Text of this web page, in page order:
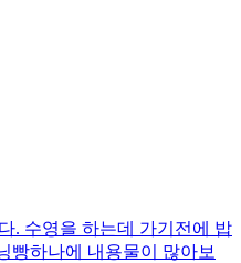
. 수영을 하는데 가기전에 밥
빵하나에 내용물이 많아보